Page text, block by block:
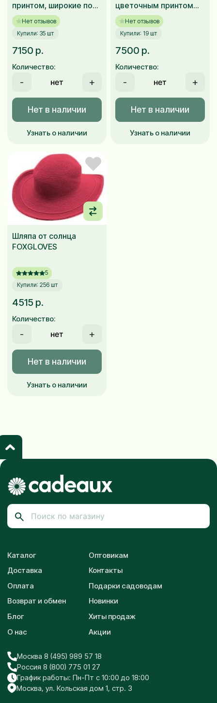
принтом, широкие поля
Bradleys
Нет отзывов
Купили: 35 шт
7150 р.
Количество:
- +
Нет в наличии
Узнать о наличии
цветочным принтом
Bradleys
Нет отзывов
Купили: 19 шт
7500 р.
Количество:
- +
Нет в наличии
Узнать о наличии
Шляпа от солнца
FOXGLOVES
5
Купили: 256 шт
4515 р.
Количество:
- +
Нет в наличии
Узнать о наличии
Каталог
Доставка
Оплата
Возврат и обмен
Блог
О нас
Оптовикам
Контакты
Подарки садоводам
Новинки
Хиты продаж
Акции
Москва 8 (495) 989 57 18
Россия 8 (800) 775 01 27
График работы: Пн-Пт с 10:00 до 18:00
Москва, ул. Кольская дом 1, стр. 3